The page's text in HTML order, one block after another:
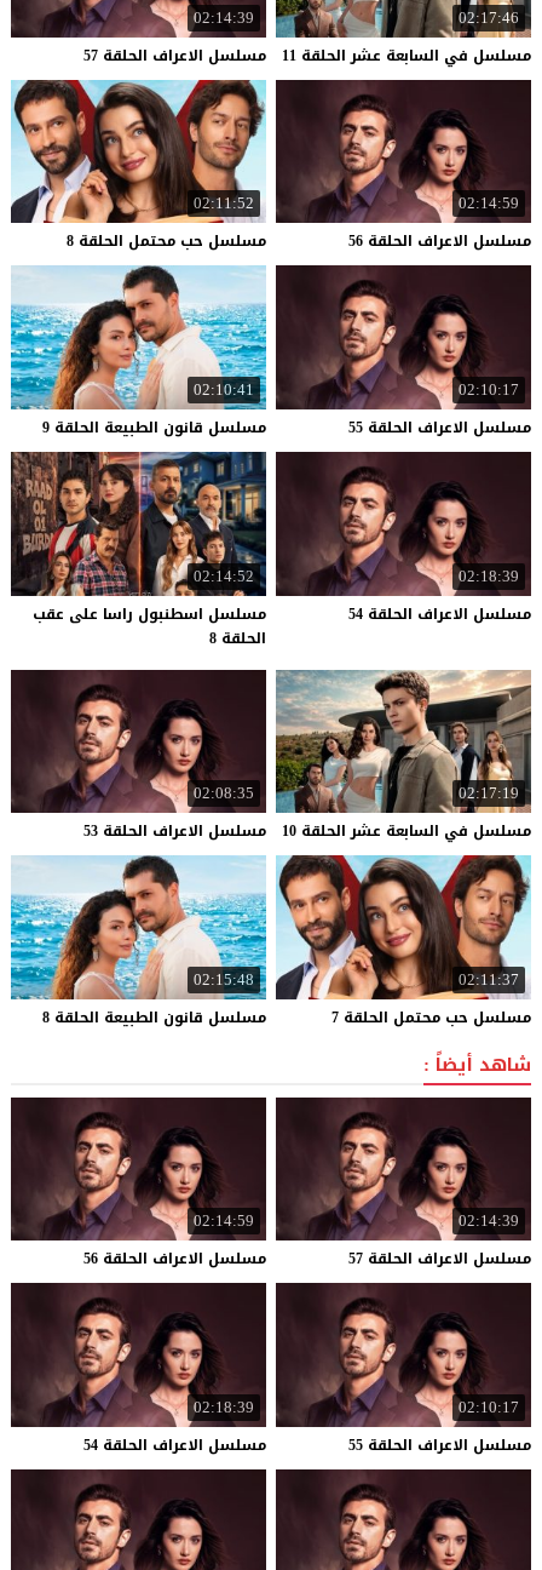
02:17:46
مسلسل في السابعة عشر الحلقة 11
02:14:39
مسلسل الاعراف الحلقة 57
02:14:59
مسلسل الاعراف الحلقة 56
02:11:52
مسلسل حب محتمل الحلقة 8
02:10:17
مسلسل الاعراف الحلقة 55
02:10:41
مسلسل قانون الطبيعة الحلقة 9
02:18:39
مسلسل الاعراف الحلقة 54
02:14:52
مسلسل اسطنبول راسا على عقب
الحلقة 8
02:17:19
مسلسل في السابعة عشر الحلقة 10
02:08:35
مسلسل الاعراف الحلقة 53
02:11:37
مسلسل حب محتمل الحلقة 7
02:15:48
مسلسل قانون الطبيعة الحلقة 8
شاهد أيضاً :
02:14:39
مسلسل الاعراف الحلقة 57
02:14:59
مسلسل الاعراف الحلقة 56
02:10:17
مسلسل الاعراف الحلقة 55
02:18:39
مسلسل الاعراف الحلقة 54